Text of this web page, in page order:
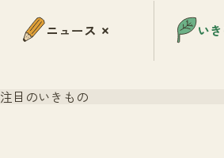
ニュース い
注目のいきもの